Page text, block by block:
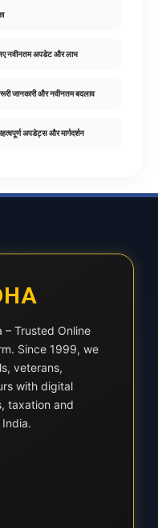
नवीनतम अपडेट और लाभ
जानकारी और नवीनतम बदलाव
अपडेट्स और मार्गदर्शन
– Trusted Online
Since 1999, we
veterans,
with digital
taxation and